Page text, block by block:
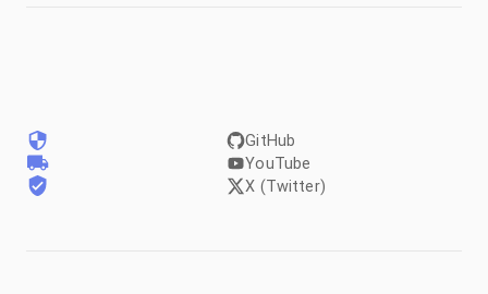
GitHub
YouTube
X (Twitter)